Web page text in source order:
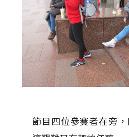
節目四位參賽者在旁